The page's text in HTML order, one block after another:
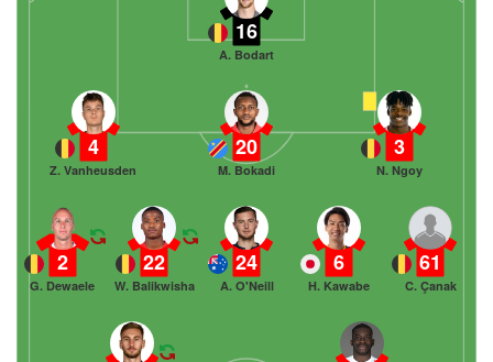
16
A. Bodart
3
N. Ngoy
20
M. Bokadi
4
Z. Vanheusden
61
C. Çanak
6
H. Kawabe
24
A. O'Neill
22
W. Balikwisha
2
G. Dewaele